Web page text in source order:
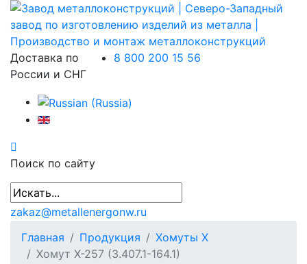
Доставка по
России и СНГ
8 800 200 15 56
Поиск по сайту
zakaz@metallenergonw.ru
Главная
Продукция
Хомуты Х
Хомут Х-257 (3.407.1-164.1)